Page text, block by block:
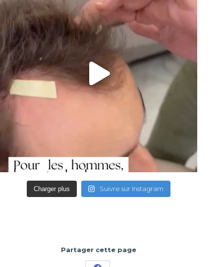
Charger plus Suivre sur Instagram
Partager cette page